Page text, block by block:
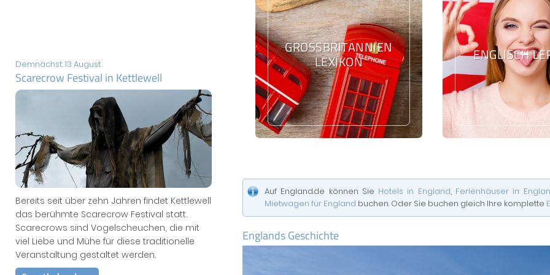
Demnächst: 13 August
Scarecrow Festival in Kettlewell
Bereits seit über zehn Jahren findet Kettlewell
das berühmte Scarecrow Festival statt.
Scarecrows sind Vogelscheuchen, die mit
viel Liebe und Mühe für diese traditionelle
Veranstaltung gestaltet werden.
GROSSBRITANNIEN L
EXIKON ENGLISCH
Auf England.de können Sie Hotels in England, Ferienhäuser in
Mietwagen für England buchen. Oder Sie buchen gleich Ihre komplette
Englands Geschichte